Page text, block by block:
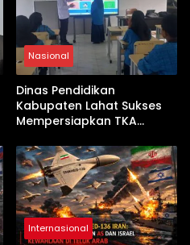
Nasional
Dinas Pendidikan
Kabupaten Lahat Sukses
Mempersiapkan TKA
Pembekalan Latihan Soal
Tanpa Internet
Internasional